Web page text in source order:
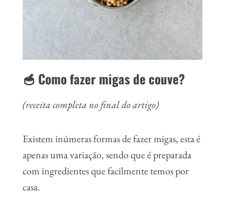
🥣 Como fazer migas de couve?
(receita completa no final do artigo)
Existem inúmeras formas de fazer migas, esta é
apenas uma variação, sendo que é preparada
com ingredientes que facilmente temos por
casa.